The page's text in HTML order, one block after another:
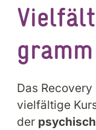
Das
vielfältige
der